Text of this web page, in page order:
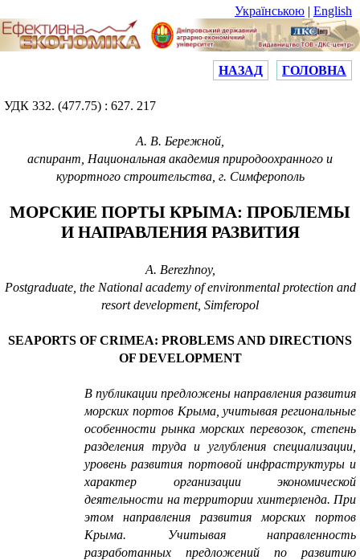
Українською | English
НАЗАД ГОЛОВНА
УДК 332. (477.75) : 627. 217
А. В. Бережной,
аспирант, Национальная академия природоохранного и
курортного строительства, г. Симферополь
МОРСКИЕ ПОРТЫ КРЫМА: ПРОБЛЕМЫ
И НАПРАВЛЕНИЯ РАЗВИТИЯ
A. Berezhnoy,
Postgraduate, the National academy of environmental protection and
resort development, Simferopol
SEAPORTS OF CRIMEA: PROBLEMS AND DIRECTIONS
OF DEVELOPMENT
В публикации предложены направления развития
морских портов Крыма, учитывая региональные
особенности рынка морских перевозок, степень
разделения труда и углубления специализации,
уровень развития портовой инфраструктуры и
характер организации экономической
деятельности на территории хинтерленда. При
этом направления развития морских портов
Крыма. Учитывая направленность
разработанных предложений по развитию